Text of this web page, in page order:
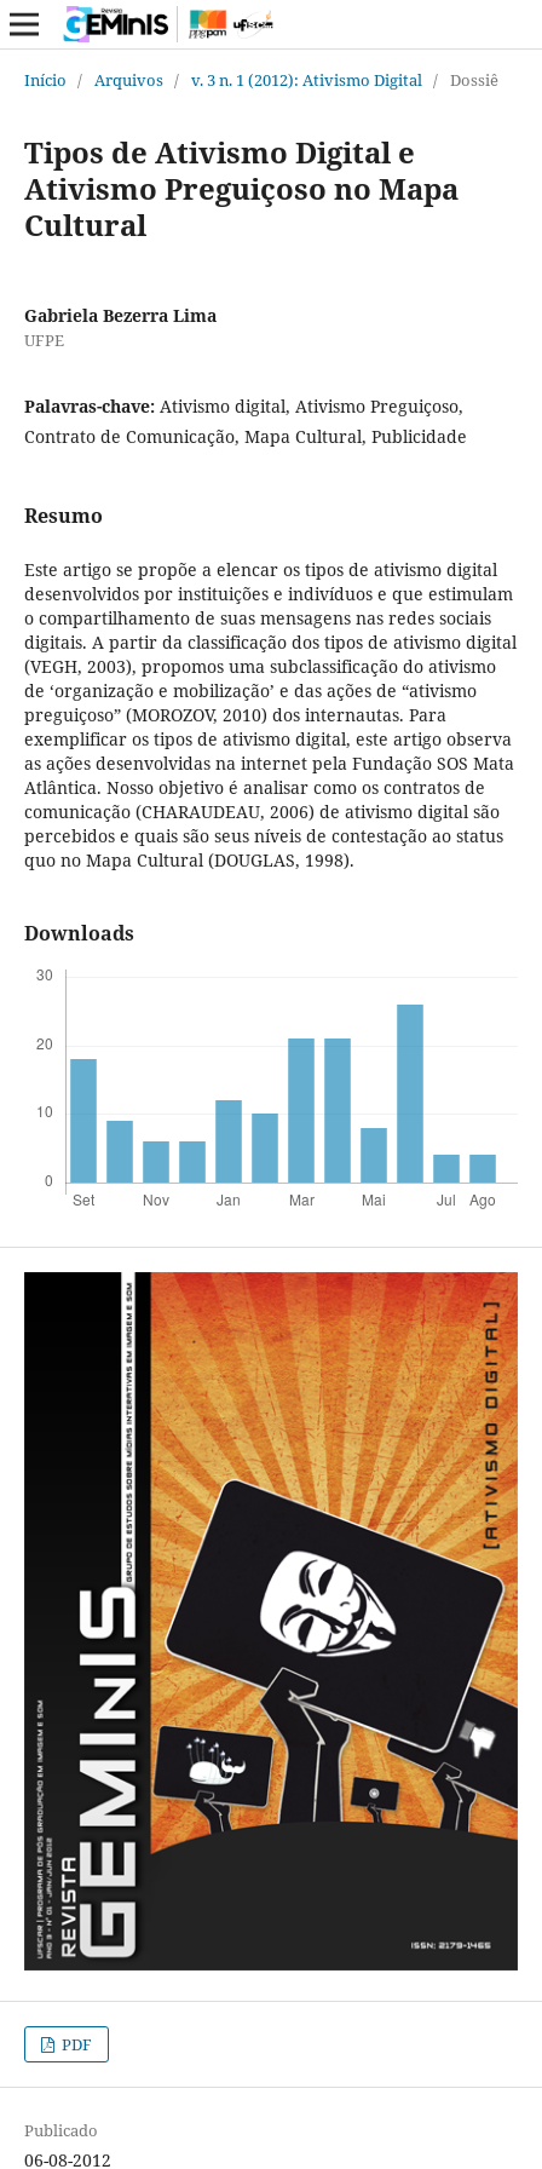
Início / Arquivos / v. 3 n. 1 (2012): Ativismo Digital / Dossiê
Tipos de Ativismo Digital e
Ativismo Preguiçoso no Mapa
Cultural
Gabriela Bezerra Lima
UFPE
Palavras-chave: Ativismo digital, Ativismo Preguiçoso,
Contrato de Comunicação, Mapa Cultural, Publicidade
Resumo
Este artigo se propõe a elencar os tipos de ativismo digital
desenvolvidos por instituições e indivíduos e que estimulam
o compartilhamento de suas mensagens nas redes sociais
digitais. A partir da classificação dos tipos de ativismo digital
(VEGH, 2003), propomos uma subclassificação do ativismo
de ‘organização e mobilização’ e das ações de “ativismo
preguiçoso” (MOROZOV, 2010) dos internautas. Para
exemplificar os tipos de ativismo digital, este artigo observa
as ações desenvolvidas na internet pela Fundação SOS Mata
Atlântica. Nosso objetivo é analisar como os contratos de
comunicação (CHARAUDEAU, 2006) de ativismo digital são
percebidos e quais são seus níveis de contestação ao status
quo no Mapa Cultural (DOUGLAS, 1998).
Downloads
PDF
Publicado
06-08-2012